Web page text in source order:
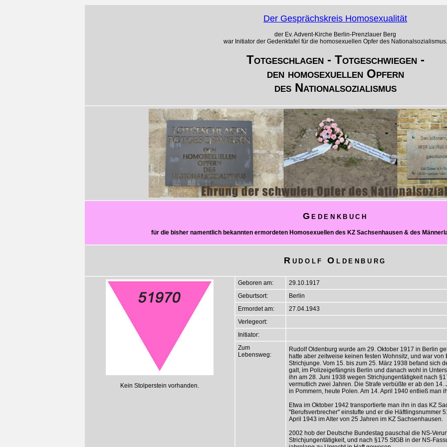
Der Gesprächskreis Homosexualität
der Ev. Advent-Kirche Berlin-Prenzlauer Berg
war Initiator der Gedenktafel für die homosexuellen Opfer des Nationalsozialismus.
Totgeschlagen - Totgeschwiegen -
den homosexuellen Opfern
des Nationalsozialismus
Gedenkbuch
für die bisher namentlich bekannten ermordeten Homosexuellen des KZ Sachsenhausen & des
Rudolf Oldenburg
Kein Stolperstein vorhanden.
Geboren am:
29.10.1917
Geburtsort:
Berlin
Ermordet am:
27.04.1943
Verlegeort:
Initiator:
Zum
Lebensweg:
Rudolf Oldenburg wurde am 29. Oktober 1917 in Berlin
hatte aber zeitweise keinen festen Wohnsitz, und war
Strichjunge. Vom 15. bis zum 25. März 1938 befand sich
galt, im Polizeigefängnis Berlin und danach wohl in
ihn am 28. Juni 1938 wegen Strichjungentätigkeit nach
vermutlich zwei Jahren. Die Strafe verbüßte er ab den
in Pommern, heute Polen. Am 14. April 1940 entließ man
Etwa im Oktober 1942 transportierte man ihn in das KZ
"Berufsverbrecher" einstufte und er die Häftlingsnummer
April 1943 im Alter von 25 Jahren im KZ Sachsenhausen.
2002 hob der Deutsche Bundestag pauschal die NS-
Strichjungentätigkeit, und nach §175 StGB in der NS-